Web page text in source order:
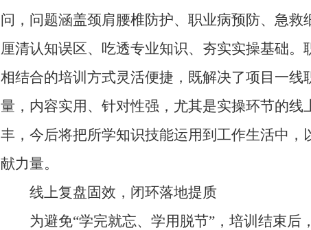
问，问题涵盖颈肩腰椎防护、职业病预防、急
厘清认知误区、吃透专业知识、夯实实操基础
相结合的培训方式灵活便捷，既解决了项目一
量，内容实用、针对性强，尤其是实操环节的
丰，今后将把所学知识技能运用到工作生活中
献力量。
线上复盘固效，闭环落地提质
为避免“学完就忘、学用脱节”，培训结束后